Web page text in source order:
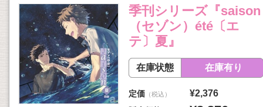
季刊シリーズ『saison
（セゾン）été〔エ
テ〕夏』
在庫状態 在庫有り
定価 （税込） ¥2,376